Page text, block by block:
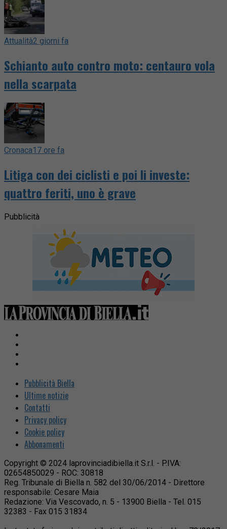
Attualità2 giorni fa
Schianto auto contro moto: centauro vola
nella scarpata
Cronaca17 ore fa
Litiga con dei ciclisti e poi li investe:
quattro feriti, uno è grave
Pubblicità
Pubblicità Biella
Ultime notizie
Contatti
Privacy policy
Cookie policy
Abbonamenti
Copyright © 2024 laprovinciadibiella.it S.r.l. - P.IVA:
02654850029 - ROC: 30818
Reg. Tribunale di Biella n. 582 del 30/06/2014 - Direttore
responsabile: Cesare Maia
Redazione: Via Vescovado, n. 5 - 13900 Biella - Tel. 015
32383 - Fax 015 31834